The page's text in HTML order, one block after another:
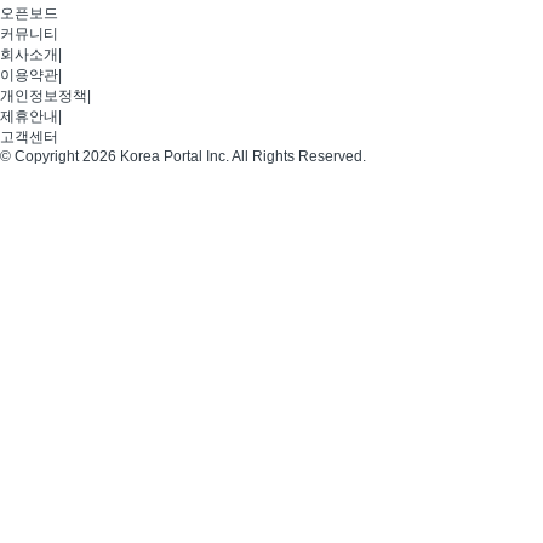
오픈보드
커뮤니티
회사소개
이용약관
개인정보정책
제휴안내
고객센터
© Copyright 2026 Korea Portal Inc. All Rights Reserved.